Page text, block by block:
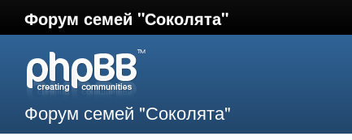
Форум семей "Соколята"
Форум семей "Соколята"